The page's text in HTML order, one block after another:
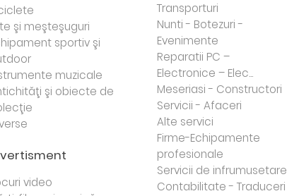
şi meşteşuguri
sportiv şi
muzicale
şi obiecte de
video
Transporturi
Nunti - Botezuri -
Evenimente
Reparatii PC –
Electronice – Elec...
Meseriasi - Constructori
Servicii - Afaceri
Alte servici
Firme-Echipamente
profesionale
Servicii de infrumusetare
Contabilitate - Traduceri